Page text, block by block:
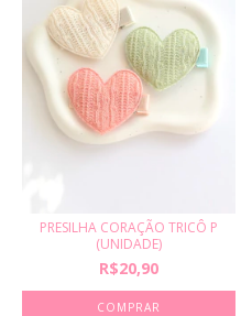
PRESILHA CORAÇÃO TRICÔ P
(UNIDADE)
R$20,90
COMPRAR